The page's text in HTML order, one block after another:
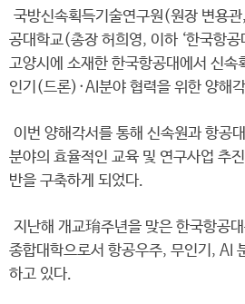
국방신속획득기술연구원(원장 변용
공대학교(총장 허희영, 이하 ‘한국항
고양시에 소재한 한국항공대에서 신속
인기(드론)·AI분야 협력을 위한 양해
이번 양해각서를 통해 신속원과 항공
분야의 효율적인 교육 및 연구사업 추
반을 구축하게 되었다.
지난해 개교㻆주년을 맞은 한국항공
종합대학으로서 항공우주, 무인기, AI
하고 있다.